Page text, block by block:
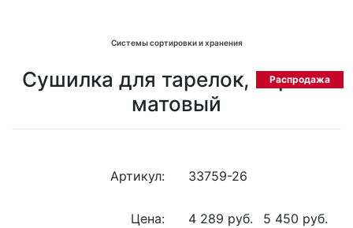
Системы сортировки и хранения
Сушилка для тарелок, черный
матовый
Распродажа
Артикул: 33759-26
Цена: 4 289 руб. 5 450 руб.